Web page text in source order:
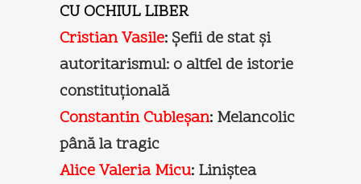
CU OCHIUL LIBER
Cristian Vasile: Şefii de stat şi
autoritarismul: o altfel de istorie
constituţională
Constantin Cubleşan: Melancolic
până la tragic
Alice Valeria Micu: Liniştea